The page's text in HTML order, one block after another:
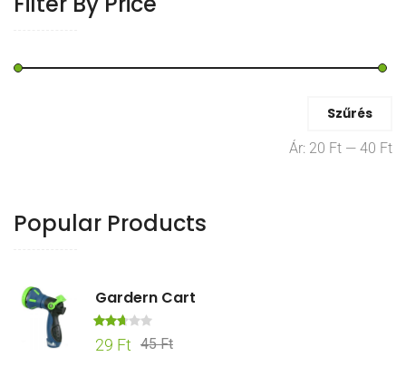
Min
ár
Max
ár
Szűrés
Ár: 20 Ft — 40 Ft
Popular Products
Gardern Cart
Érték
elés:
45FtOriginal
29 Ft
Current